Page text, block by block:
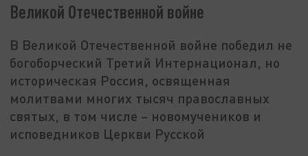
Великой Отечественной войне
В Великой Отечественной войне победил не
богоборческий Третий Интернационал, но
историческая Россия, освященная
молитвами многих тысяч православных
святых, в том числе – новомучеников и
исповедников Церкви Русской